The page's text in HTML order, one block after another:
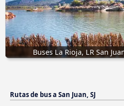
Buses La Rioja, LR San
Rutas de bus a San Juan, SJ